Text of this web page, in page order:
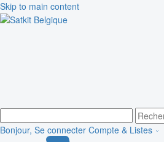
Skip to main content
Bonjour, Se connecter Compte & Listes